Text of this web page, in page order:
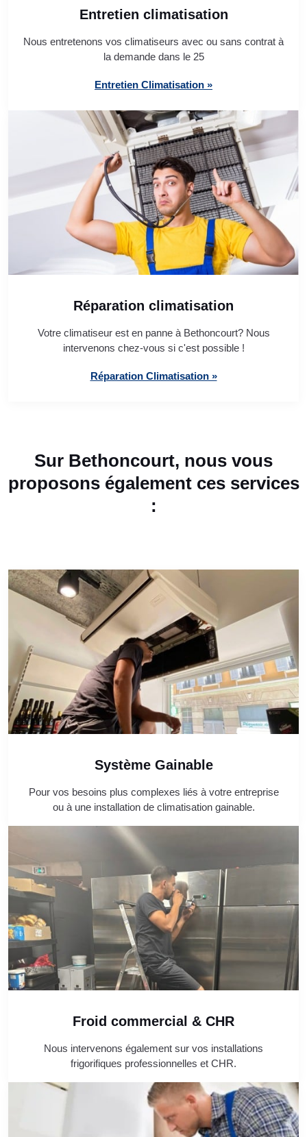
Entretien climatisation
Nous entretenons vos climatiseurs avec ou sans contrat à
la demande dans le 25
Entretien Climatisation »
Réparation climatisation
Votre climatiseur est en panne à Bethoncourt? Nous
intervenons chez-vous si c'est possible !
Réparation Climatisation »
Sur Bethoncourt, nous vous
proposons également ces services
:
Système Gainable
Pour vos besoins plus complexes liés à votre entreprise
ou à une installation de climatisation gainable.
Froid commercial & CHR
Nous intervenons également sur vos installations
frigorifiques professionnelles et CHR.